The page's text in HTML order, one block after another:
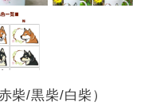
柴/黒柴/白柴）